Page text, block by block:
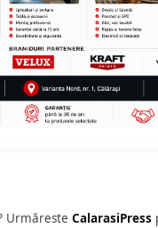
Urmăreste CalarasiPress